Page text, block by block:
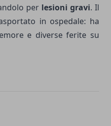
per lesioni gravi. Il
in ospedale: ha
e diverse ferite su